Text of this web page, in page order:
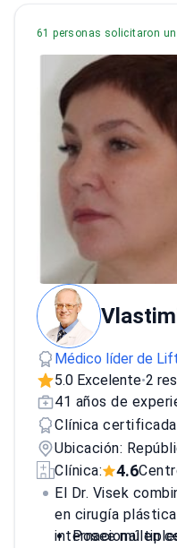
61 personas solicitaron
Médico líder de
5.0 Excelente•2
41 años de
Clínica
Ubicación:
Clínica:
4.6
El Dr. Visek
en cirugía
internacional en
Posee